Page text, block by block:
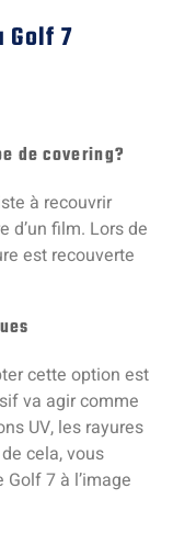
7
de covering?
à recouvrir
d’un film. Lors de
est recouverte
cette option est
va agir comme
UV, les rayures
cela, vous
7 à l’image